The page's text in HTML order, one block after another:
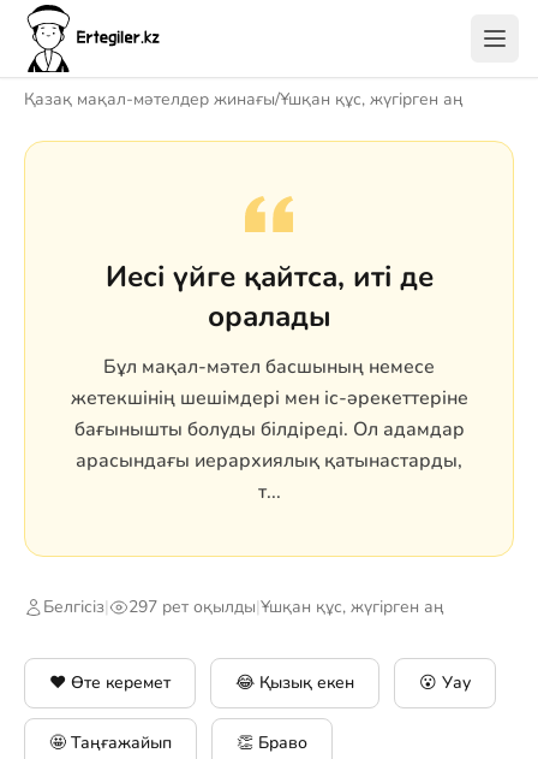
Қазақ мақал-мәтелдер жинағы/Ұшқан құс, жүгірген аң
Иесі үйге қайтса, иті де
оралады
Бұл мақал-мәтел басшының немесе
жетекшінің шешімдері мен іс-әрекеттеріне
бағынышты болуды білдіреді. Ол адамдар
арасындағы иерархиялық қатынастарды,
т...
Белгісіз| 297 рет оқылды|Ұшқан құс, жүгірген аң
❤️ Өте керемет 😂 Қызық екен 😮 Уау
🤩 Таңғажайып 👏 Браво